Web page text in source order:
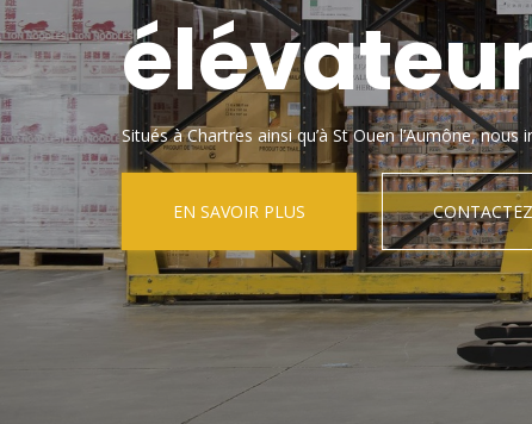
Situés à Chartres ainsi qu’à St Ouen l’Aumône,
EN SAVOIR PLUS